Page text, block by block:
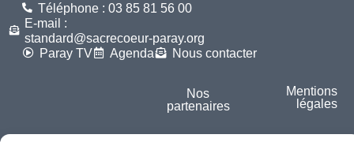
Téléphone : 03 85 81 56 00
E-mail :
standard@sacrecoeur-paray.org
Paray TV
Agenda Nous contacter
Nos
partenaires
Mentions
légales